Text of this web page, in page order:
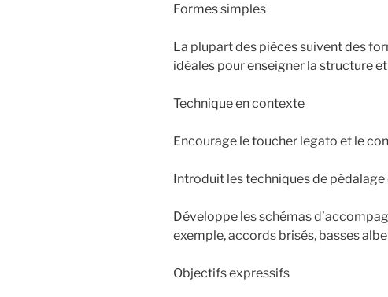
Formes simples
La plupart des pièces suivent des
idéales pour enseigner la structure
Technique en contexte
Encourage le toucher legato et le
Introduit les techniques de
Développe les schémas
exemple, accords brisés, basses
Objectifs expressifs